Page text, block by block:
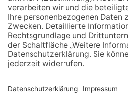
andere Rechtsgrundlage
Websitebetreiber hat ein
Interesse an der
notwendigen Cookies zur
fehlerfreien und optimierten
Speicherung von Cookies